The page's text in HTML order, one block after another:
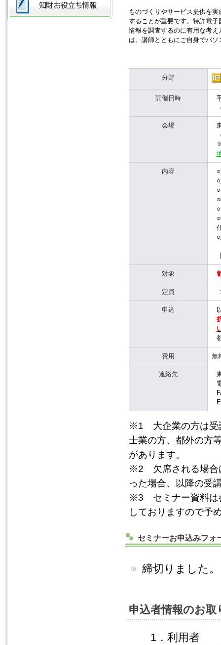
ものづくりやサービス提供を
することが重要です。特許電
情報を調査するのに有用な考
は、講師とともにご自身でパ
分野
開催日時
会場
内容
対象
定員
申込
費用 無
連絡先
※1 大企業の方は受
士業の方、都外の方
があります。
※2 欠席される場合
った場合、以降の受
※3 セミナー資料は
しておりますので予
セミナーお申込みフォ
締切りました
申込者情報のお
1．利用者